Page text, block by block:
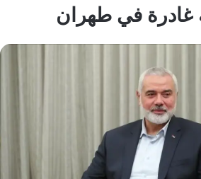
غادرة في طهران